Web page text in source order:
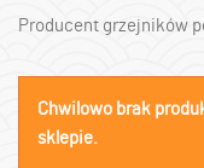
Producent grzejników
Chwilowo brak
sklepie.